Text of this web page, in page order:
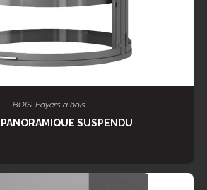
LIRE LA SUITE
BOIS, Foyers à bois
PANORAMIQUE SUSPENDU